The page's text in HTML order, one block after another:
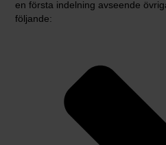
en första indelning avseende
följande: